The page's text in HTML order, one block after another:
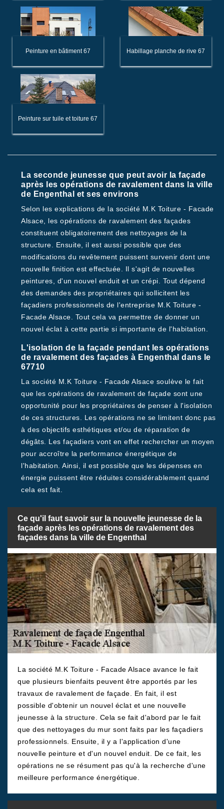
Peinture en bâtiment 67 Habillage planche de rive 67
Peinture sur tuile et toiture 67
La seconde jeunesse que peut avoir la façade
après les opérations de ravalement dans la ville
de Engenthal et ses environs
Selon les explications de la société M.K Toiture - Facade
Alsace, les opérations de ravalement des façades
constituent obligatoirement des nettoyages de la
structure. Ensuite, il est aussi possible que des
modifications du revêtement puissent survenir dont une
nouvelle finition est effectuée. Il s'agit de nouvelles
peintures, d'un nouvel enduit et un crépi. Tout dépend
des demandes des propriétaires qui sollicitent les
façadiers professionnels de l'entreprise M.K Toiture -
Facade Alsace. Tout cela va permettre de donner un
nouvel éclat à cette partie si importante de l'habitation.
L'isolation de la façade pendant les opérations
de ravalement des façades à Engenthal dans le
67710
La société M.K Toiture - Facade Alsace soulève le fait
que les opérations de ravalement de façade sont une
opportunité pour les propriétaires de penser à l'isolation
de ces structures. Les opérations ne se limitent donc pas
à des objectifs esthétiques et/ou de réparation de
dégâts. Les façadiers vont en effet rechercher un moyen
pour accroître la performance énergétique de
l'habitation. Ainsi, il est possible que les dépenses en
énergie puissent être réduites considérablement quand
cela est fait.
Ce qu'il faut savoir sur la nouvelle jeunesse de la
façade après les opérations de ravalement des
façades dans la ville de Engenthal
La société M.K Toiture - Facade Alsace avance le fait
que plusieurs bienfaits peuvent être apportés par les
travaux de ravalement de façade. En fait, il est
possible d'obtenir un nouvel éclat et une nouvelle
jeunesse à la structure. Cela se fait d'abord par le fait
que des nettoyages du mur sont faits par les façadiers
professionnels. Ensuite, il y a l'application d'une
nouvelle peinture et d'un nouvel enduit. De ce fait, les
opérations ne se résument pas qu'à la recherche d'une
meilleure performance énergétique.